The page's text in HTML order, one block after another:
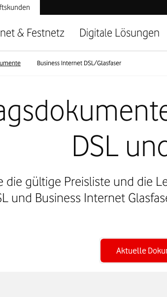
& Festnetz Digitale Lösungen
Business Internet DSL/Glasfaser
DSL
die gültige Preisliste und die
und Business Internet
Aktuelle